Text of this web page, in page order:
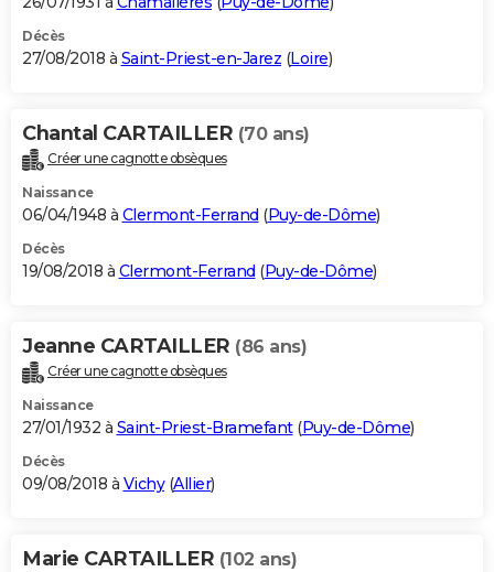
Décès
27/08/2018 à Saint-Priest-en-Jarez (Loire)
Chantal CARTAILLER (70 ans)
Créer une cagnotte obsèques
Naissance
06/04/1948 à Clermont-Ferrand (Puy-de-Dôme)
Décès
19/08/2018 à Clermont-Ferrand (Puy-de-Dôme)
Jeanne CARTAILLER (86 ans)
Créer une cagnotte obsèques
Naissance
27/01/1932 à Saint-Priest-Bramefant(Puy-de-Dôme)
Décès
09/08/2018 à Vichy(Allier)
Marie CARTAILLER (102 ans)